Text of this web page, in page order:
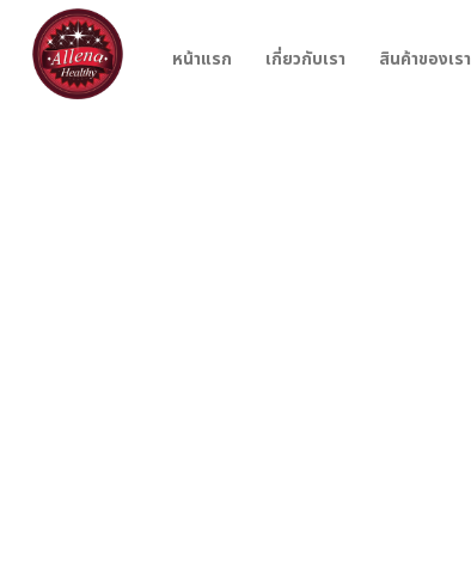
หน้าแรก เกี่ยวกับเรา สินค้าของเรา